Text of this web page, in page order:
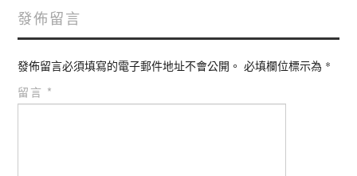
發佈留言
發佈留言必須填寫的電子郵件地址不會公開。 必填欄位標示為 *
留言 *